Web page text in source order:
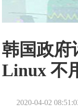
韩国政府
Linux 不
2020-04-02